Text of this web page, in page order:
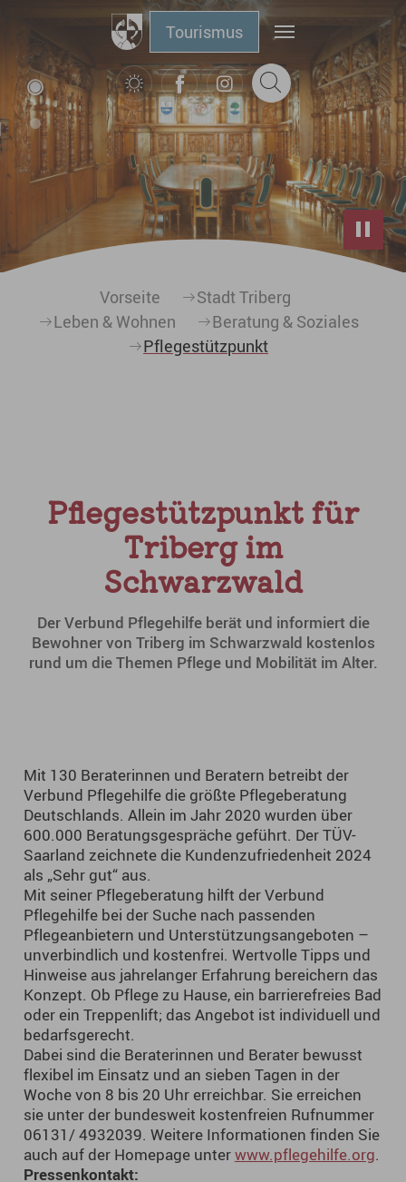
Zum Hauptinhalt springen
Tourismus
Vorseite
Stadt Triberg
Leben & Wohnen
Beratung & Soziales
Pflegestützpunkt
Pflegestützpunkt für
Triberg im
Schwarzwald
Der Verbund Pflegehilfe berät und informiert die
Bewohner von Triberg im Schwarzwald kostenlos
rund um die Themen Pflege und Mobilität im Alter.
Mit 130 Beraterinnen und Beratern betreibt der
Verbund Pflegehilfe die größte Pflegeberatung
Deutschlands. Allein im Jahr 2020 wurden über
600.000 Beratungsgespräche geführt. Der TÜV-
Saarland zeichnete die Kundenzufriedenheit 2024
als „Sehr gut“ aus.
Mit seiner Pflegeberatung hilft der Verbund
Pflegehilfe bei der Suche nach passenden
Pflegeanbietern und Unterstützungsangeboten –
unverbindlich und kostenfrei. Wertvolle Tipps und
Hinweise aus jahrelanger Erfahrung bereichern das
Konzept. Ob Pflege zu Hause, ein barrierefreies Bad
oder ein Treppenlift; das Angebot ist individuell und
bedarfsgerecht.
Dabei sind die Beraterinnen und Berater bewusst
flexibel im Einsatz und an sieben Tagen in der
Woche von 8 bis 20 Uhr erreichbar. Sie erreichen
sie unter der bundesweit kostenfreien Rufnummer
06131/ 4932039. Weitere Informationen finden Sie
auch auf der Homepage unterwww.pflegehilfe.org.
Pressenkontakt: